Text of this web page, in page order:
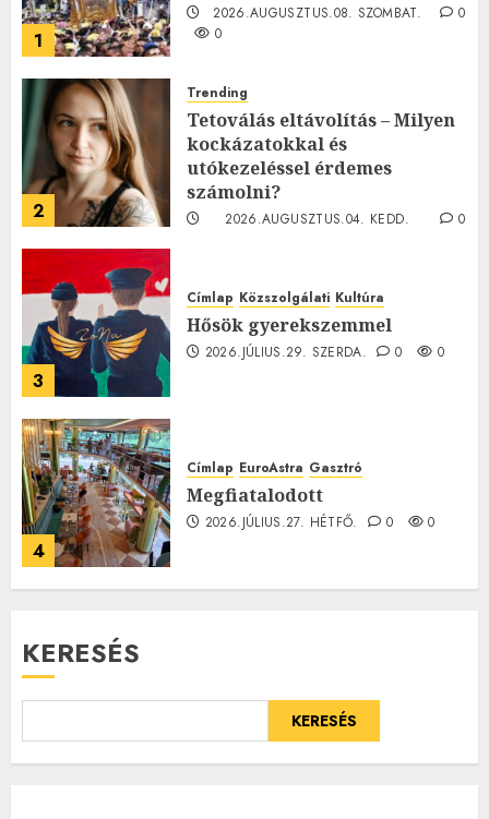
1
2026.AUGUSZTUS.08. SZOMBAT.
0
0
2
Trending
Tetoválás eltávolítás – Milyen
kockázatokkal és
utókezeléssel érdemes
számolni?
2026.AUGUSZTUS.04. KEDD.
0
3
Címlap Közszolgálati Kultúra
Hősök gyerekszemmel
2026.JÚLIUS.29. SZERDA. 0 0
4
Címlap EuroAstra Gasztró
Megfiatalodott
2026.JÚLIUS.27. HÉTFŐ. 0 0
KERESÉS
KERESÉS